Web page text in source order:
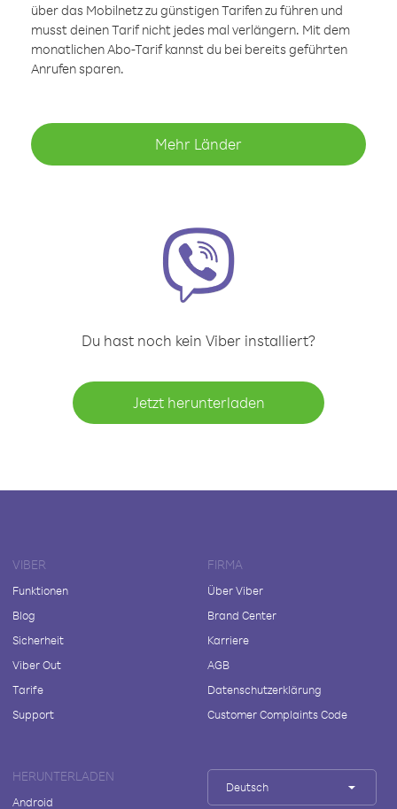
über das Mobilnetz zu günstigen Tarifen zu führen und
musst deinen Tarif nicht jedes mal verlängern. Mit dem
monatlichen Abo-Tarif kannst du bei bereits geführten
Anrufen sparen.
Mehr Länder
Du hast noch kein Viber installiert?
Jetzt herunterladen
VIBER
Funktionen
Blog
Sicherheit
Viber Out
Tarife
Support
FIRMA
Über Viber
Brand Center
Karriere
AGB
Datenschutzerklärung
Customer Complaints Code
HERUNTERLADEN
Android
Deutsch